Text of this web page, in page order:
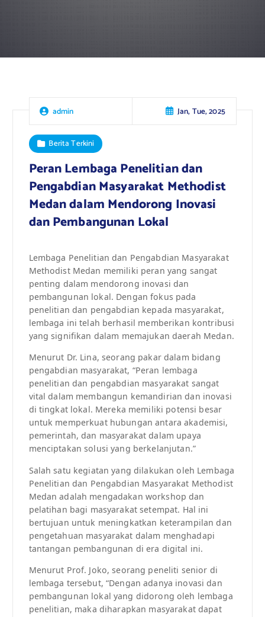
admin Jan, Tue, 2025
Berita Terkini
Peran Lembaga Penelitian dan
Pengabdian Masyarakat Methodist
Medan dalam Mendorong Inovasi
dan Pembangunan Lokal
Lembaga Penelitian dan Pengabdian Masyarakat
Methodist Medan memiliki peran yang sangat
penting dalam mendorong inovasi dan
pembangunan lokal. Dengan fokus pada
penelitian dan pengabdian kepada masyarakat,
lembaga ini telah berhasil memberikan kontribusi
yang signifikan dalam memajukan daerah Medan.
Menurut Dr. Lina, seorang pakar dalam bidang
pengabdian masyarakat, “Peran lembaga
penelitian dan pengabdian masyarakat sangat
vital dalam membangun kemandirian dan inovasi
di tingkat lokal. Mereka memiliki potensi besar
untuk memperkuat hubungan antara akademisi,
pemerintah, dan masyarakat dalam upaya
menciptakan solusi yang berkelanjutan.”
Salah satu kegiatan yang dilakukan oleh Lembaga
Penelitian dan Pengabdian Masyarakat Methodist
Medan adalah mengadakan workshop dan
pelatihan bagi masyarakat setempat. Hal ini
bertujuan untuk meningkatkan keterampilan dan
pengetahuan masyarakat dalam menghadapi
tantangan pembangunan di era digital ini.
Menurut Prof. Joko, seorang peneliti senior di
lembaga tersebut, “Dengan adanya inovasi dan
pembangunan lokal yang didorong oleh lembaga
penelitian, maka diharapkan masyarakat dapat